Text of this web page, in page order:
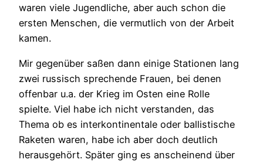
waren viele Jugendliche, aber auch schon die
ersten Menschen, die vermutlich von der Arbeit
kamen.
Mir gegenüber saßen dann einige Stationen lang
zwei russisch sprechende Frauen, bei denen
offenbar u.a. der Krieg im Osten eine Rolle
spielte. Viel habe ich nicht verstanden, das
Thema ob es interkontinentale oder ballistische
Raketen waren, habe ich aber doch deutlich
herausgehört. Später ging es anscheinend über